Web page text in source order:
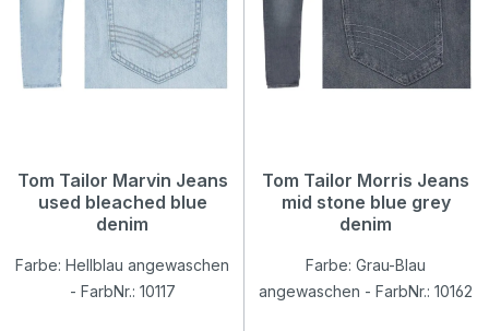
Tom Tailor Marvin Jeans
used bleached blue
denim
Farbe: Hellblau angewaschen
- FarbNr.: 10117
Tom Tailor Morris Jeans
mid stone blue grey
denim
Farbe: Grau-Blau
angewaschen - FarbNr.: 10162